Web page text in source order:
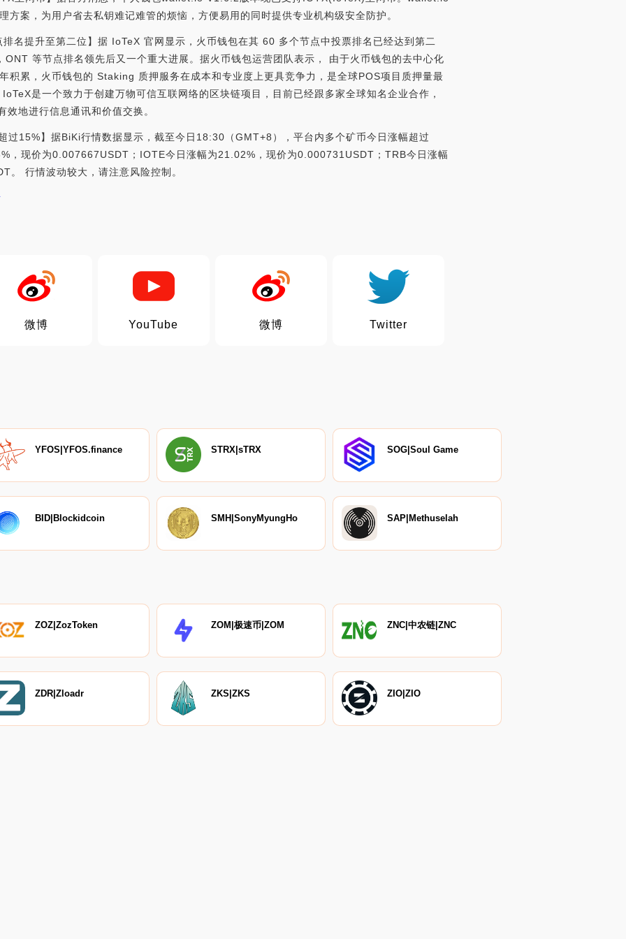
方案，为用户省去私钥难记难管的烦恼，方便易用的同时提供专业机构级安全防护。
名提升至第二位】据 IoTeX 官网显示，火币钱包在其 60 多个节点中投票排名已经达到第二
等节点排名领先后又一个重大进展。据火币钱包运营团队表示， 由于火币钱包的去中心化
积累，火币钱包的 Staking 质押服务在成本和专业度上更具竞争力，是全球POS项目质押量最
是一个致力于创建万物可信互联网络的区块链项目，目前已经跟多家全球知名企业合作，
效地进行信息通讯和价值交换。
过15%】据BiKi行情数据显示，截至今日18:30（GMT+8），平台内多个矿币今日涨幅超过
，现价为0.007667USDT；IOTE今日涨幅为21.02%，现价为0.000731USDT；TRB今日涨幅
。 行情波动较大，请注意风险控制。
微博 YouTube 微博 Twitter
YFOS|YFOS.finance STRX|sTRX SOG|Soul Game
BID|Blockidcoin SMH|SonyMyungHo SAP|Methuselah
ZOZ|ZozToken ZOM|极速币|ZOM ZNC|中农链|ZNC
ZDR|Zloadr ZKS|ZKS ZIO|ZIO